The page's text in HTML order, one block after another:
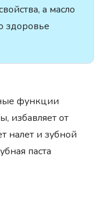
а масло
здоровье
функции
избавляет от
налет и зубной
паста